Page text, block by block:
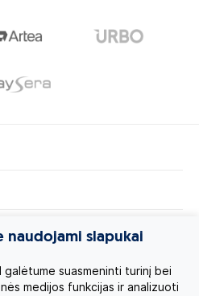
naudojami slapukai
galėtume suasmeninti turinį bei
medijos funkcijas ir analizuoti